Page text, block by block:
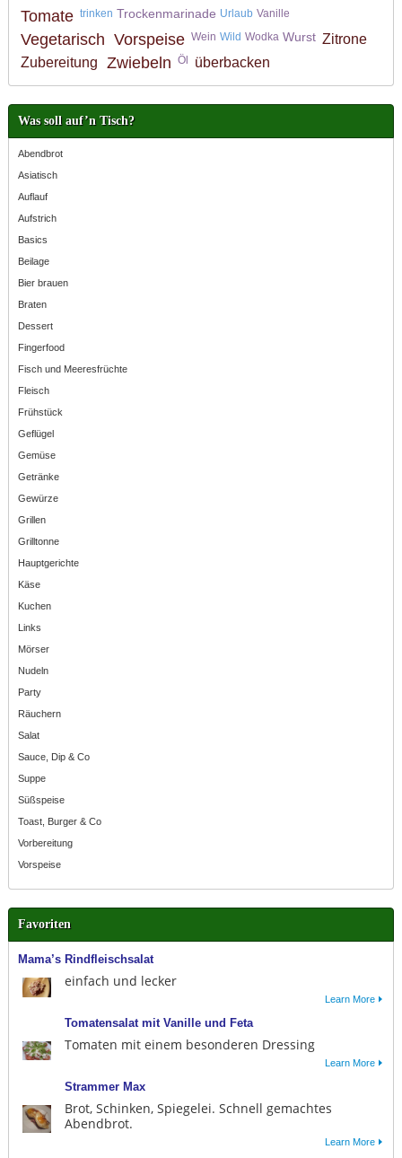
Tomate trinken Trockenmarinade Urlaub Vanille
Vegetarisch Vorspeise Wein Wild Wodka Wurst Zitrone
Zubereitung
Zwiebeln Öl überbacken
Was soll auf’n Tisch?
Abendbrot
Asiatisch
Auflauf
Aufstrich
Basics
Beilage
Bier brauen
Braten
Dessert
Fingerfood
Fisch und Meeresfrüchte
Fleisch
Frühstück
Geflügel
Gemüse
Getränke
Gewürze
Grillen
Grilltonne
Hauptgerichte
Käse
Kuchen
Links
Mörser
Nudeln
Party
Räuchern
Salat
Sauce, Dip & Co
Suppe
Süßspeise
Toast, Burger & Co
Vorbereitung
Vorspeise
Favoriten
Mama’s Rindfleischsalat
einfach und lecker
Learn More
Tomatensalat mit Vanille und Feta
Tomaten mit einem besonderen Dressing
Learn More
Strammer Max
Brot, Schinken, Spiegelei. Schnell gemachtes
Abendbrot.
Learn More